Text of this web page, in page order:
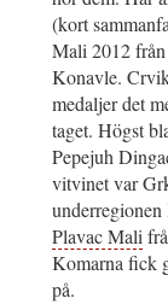
(kort
Mali 2012
Konavle.
medaljer det
taget. Högst
Pepejuh
vitvinet var
Plavac Mali
Komarna fick
på.